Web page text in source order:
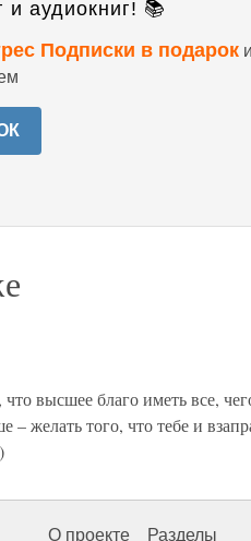
и аудиокниг! 📚
Подписки в подарок
высшее благо иметь все,
– желать того, что тебе и
О проекте Разделы